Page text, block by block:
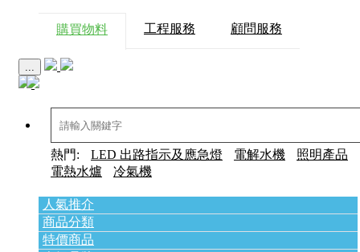
購買物料 工程服務 顧問服務
...
熱門: LED 出路指示及應急燈 電解水機
照明產品
電熱水爐
冷氣機
人氣推介
商品分類
特價商品